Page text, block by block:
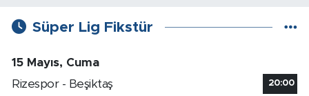
Süper Lig Fikstür
15 Mayıs, Cuma
Rizespor - Beşiktaş
20:00